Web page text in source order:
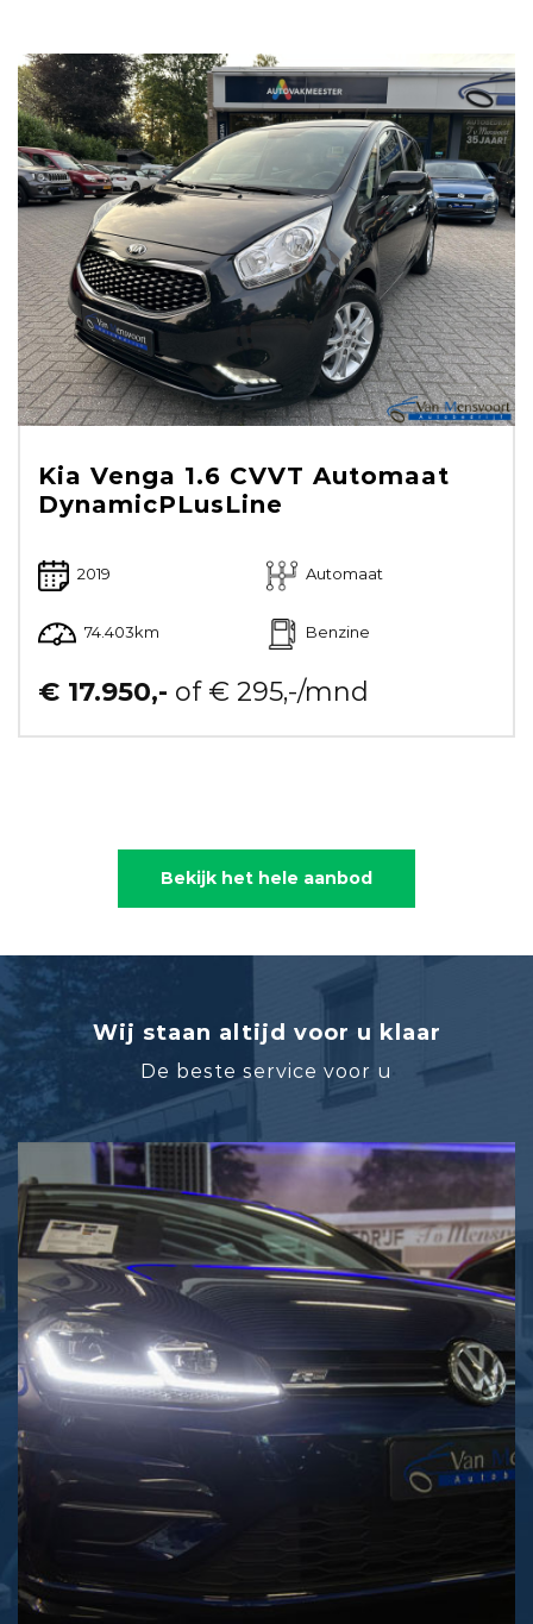
Kia Venga 1.6 CVVT Automaat
DynamicPLusLine
2019 Automaat
74.403km Benzine
€ 17.950,- of € 295,-/mnd
Bekijk het hele aanbod
Wij staan altijd voor u klaar
De beste service voor u